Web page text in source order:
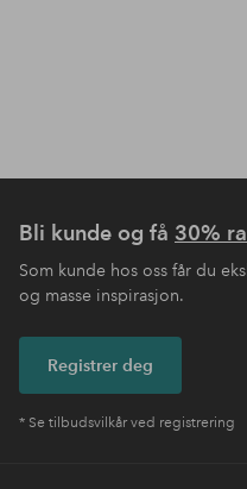
Bli kunde og få 30%
Som kunde hos oss får du
og masse inspirasjon.
Registrer deg
* Se tilbudsvilkår ved registrering